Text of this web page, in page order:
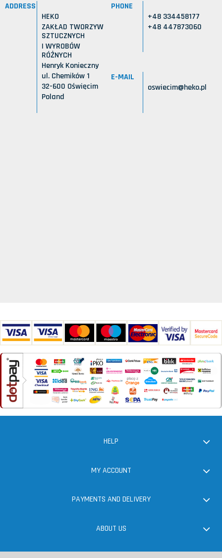
ADDRESS
HEKO
ZAKŁAD TWORZYW
SZTUCZNYCH
I WYROBÓW
RÓŻNYCH
Henryk Konieczny
ul. Chemików 1
32-600 Oświęcim
Poland
PHONE
+48 334458177
+48 447873060
E-MAIL
oswiecim@heko.pl
HELP
MY ACCOUNT
PAYMENTS AND DELIVERY
ABOUT US